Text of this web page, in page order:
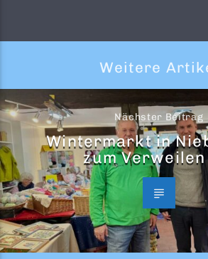
Weitere
Nächster Beitrag
Wintermarkt in
zum